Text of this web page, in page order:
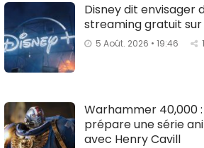
Disney dit envisager
streaming gratuit sur
5 Août. 2026 • 19:46
Warhammer 40,000
prépare une série
avec Henry Cavill